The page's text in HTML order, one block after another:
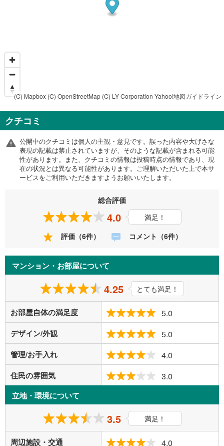
(C) Mapbox (C) OpenStreetMap (C) LY Corporation Yahoo!地図ガイドライン
クチコミ
公開中のクチコミは個人の主観・意見です。誤った内容や大げさな
表現の記載は禁止されていますが、そのような記載が含まれる可能
性があります。また、クチコミの情報は投稿時点の情報であり、現
在の状況とは異なる可能性があります。ご理解いただいた上で本サ
ービスをご利用いただきますようお願いいたします。
総合評価
4.0
満足！
評価（6件）
コメント（6件）
マンション・お部屋について
4.25 とても満足！
お部屋自体の満足度 5.0
デザイン/外観 5.0
管理/お手入れ 4.0
住民の雰囲気 3.0
立地・環境について
3.5 満足！
周辺施設・交通 4.0